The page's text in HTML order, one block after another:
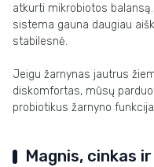
atkurti mikrobiotos
sistema gauna daugiau
stabilesnė.
Jeigu žarnynas jautrus
diskomfortas, mūsų
probiotikus žarnyno
Magnis, cinkas